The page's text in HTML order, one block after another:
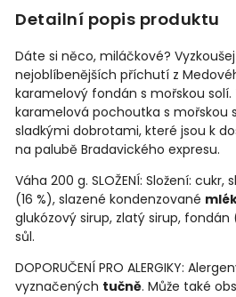
Detailní popis produktu
Dáte si něco, miláčkové?
nejoblíbenějších příchutí z
karamelový fondán s mořskou
karamelová pochoutka s mořskou
sladkými dobrotami, které jsou k
na palubě Bradavického expresu.
Váha 200 g. SLOŽENÍ: Složení: cukr,
(16 %), slazené kondenzované
glukózový sirup, zlatý sirup,
sůl.
DOPORUČENÍ PRO ALERGIKY:
vyznačených tučně. Může také